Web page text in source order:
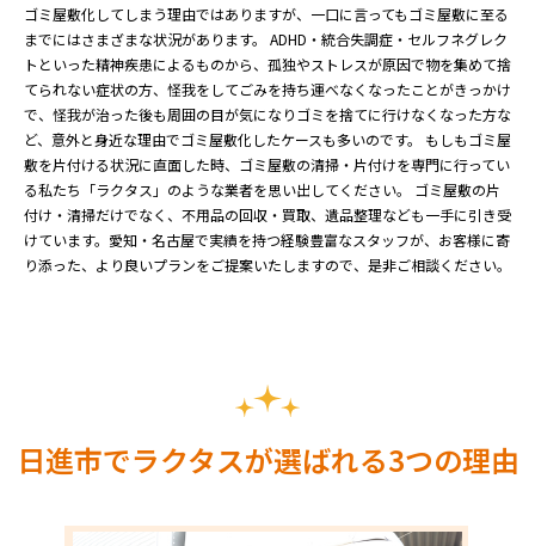
ゴミ屋敷化してしまう理由ではありますが、一口に言ってもゴミ屋敷に至る
までにはさまざまな状況があります。 ADHD・統合失調症・セルフネグレク
トといった精神疾患によるものから、孤独やストレスが原因で物を集めて捨
てられない症状の方、怪我をしてごみを持ち運べなくなったことがきっかけ
で、怪我が治った後も周囲の目が気になりゴミを捨てに行けなくなった方な
ど、意外と身近な理由でゴミ屋敷化したケースも多いのです。 もしもゴミ屋
敷を片付ける状況に直面した時、ゴミ屋敷の清掃・片付けを専門に行ってい
る私たち「ラクタス」のような業者を思い出してください。 ゴミ屋敷の片
付け・清掃だけでなく、不用品の回収・買取、遺品整理なども一手に引き受
けています。愛知・名古屋で実績を持つ経験豊富なスタッフが、お客様に寄
り添った、より良いプランをご提案いたしますので、是非ご相談ください。
日進市でラクタスが選ばれる3つの理由